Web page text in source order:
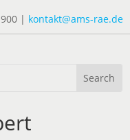
| kontakt@ams-rae.de